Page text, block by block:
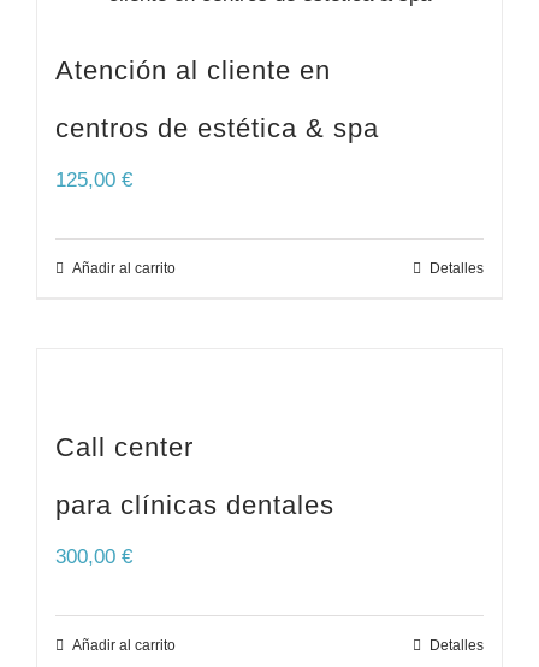
Atención al cliente en
centros de estética & spa
125,00 €
Añadir al carrito Detalles
Call center
para clínicas dentales
300,00 €
Añadir al carrito Detalles